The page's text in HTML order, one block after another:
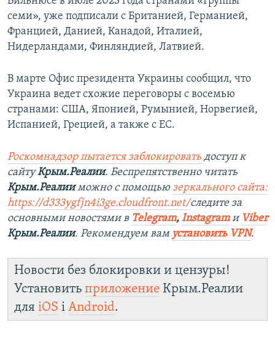
семи», уже подписали с Британией, Германией,
Францией, Данией, Канадой, Италией,
Нидерландами, Финляндией, Латвией.
В марте Офис президента Украины сообщил, что
Украина ведет схожие переговоры с восемью
странами: США, Японией, Румынией, Норвегией,
Испанией, Грецией, а также с ЕС.
Роскомнадзор пытается заблокировать доступ к
сайтуКрым.Реалии. Беспрепятственно читать
Крым.Реалииможно с помощью зеркального сайта:
https://d333ygfjn4i3ge.cloudfront.net/следите за
основными новостями в Telegram, Instagramи Viber
Крым.Реалии. Рекомендуем вам установить VPN.
Новости без блокировки и цензуры!
Установить приложение Крым.Реалии
для iOS і Android.